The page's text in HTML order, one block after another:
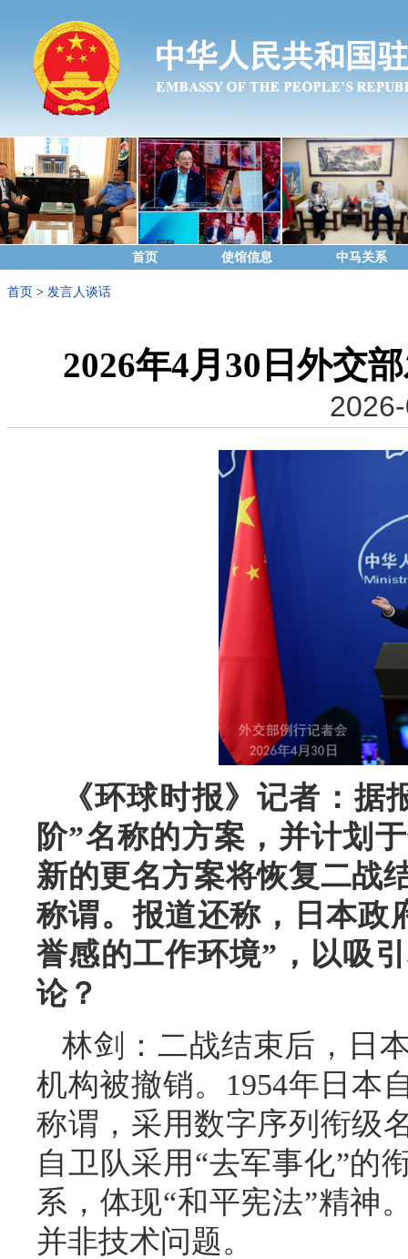
首页 使馆信息 中马关系
首页 > 发言人谈话
2026年4月30日外交
《环球时报》记者：
阶”名称的方案，并计划
新的更名方案将恢复二战
称谓。报道还称，日本政
誉感的工作环境”，以吸
论？
林剑：二战结束后，日
机构被撤销。1954年日本
称谓，采用数字序列衔级
自卫队采用“去军事化”的
系，体现“和平宪法”精神
并非技术问题。